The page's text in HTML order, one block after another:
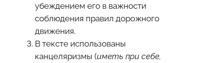
убеждением его в важности
соблюдения правил дорожного
движения.
В тексте использованы
канцеляризмы (иметь при себе,